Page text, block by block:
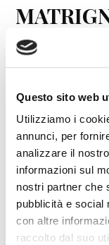
Questo sito web
Utilizziamo i
annunci, per
analizzare il
informazioni sul
nostri partner che
pubblicità e social
con altre
raccolto dal suo
26 SETTEMBRE 2020
CAELI
Il piagnisteo
di persuaderci
troppi, che ne
la stiamo
accusando,
diversa. La